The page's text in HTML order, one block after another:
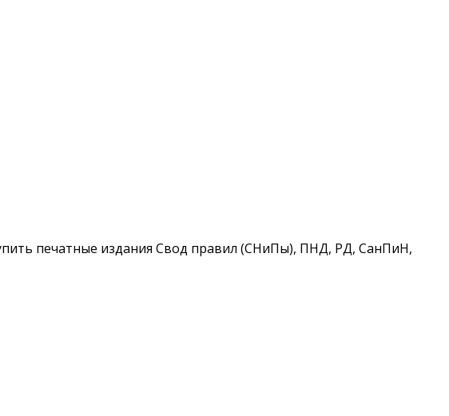
печатные издания Свод правил (СНиПы), ПНД, РД, СанПиН,